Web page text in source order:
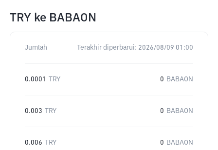
TRY ke BABAON
Jumlah Terakhir diperbarui: 2026/08/09 01:00
0.0001 TRY 0 BABAON
0.003 TRY 0 BABAON
0.006 TRY 0 BABAON